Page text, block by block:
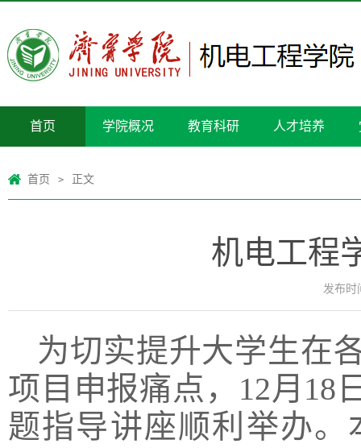
首页 学院概况 教育科研 人才培养
首页 > 正文
机电工程
发布时
为切实提升大学生在
项目申报痛点，12月18
题指导讲座顺利举办